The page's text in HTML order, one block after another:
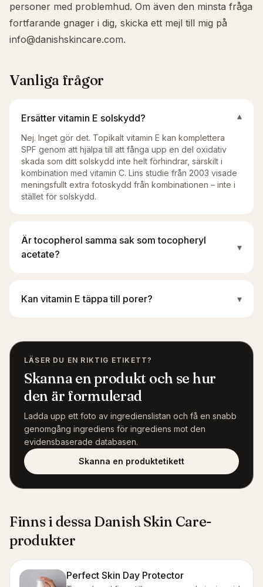
personer med problemhud. Om även den minsta fråga
fortfarande gnager i dig, skicka ett mejl till mig på
info@danishskincare.com.
Vanliga frågor
Ersätter vitamin E solskydd? ▾
Nej. Inget gör det. Topikalt vitamin E kan komplettera
SPF genom att hjälpa till att fånga upp en del oxidativ
skada som ditt solskydd inte helt förhindrar, särskilt i
kombination med vitamin C. Lins studie från 2003 visade
meningsfullt extra fotoskydd från kombinationen – inte i
stället för solskydd.
Är tocopherol samma sak som tocopheryl
acetate?
▾
Kan vitamin E täppa till porer? ▾
LÄSER DU EN RIKTIG ETIKETT?
Skanna en produkt och se hur
den är formulerad
Ladda upp ett foto av ingredienslistan och få en snabb
genomgång ingrediens för ingrediens mot den
evidensbaserade databasen.
Skanna en produktetikett
Finns i dessa Danish Skin Care-
produkter
Perfect Skin Day Protector